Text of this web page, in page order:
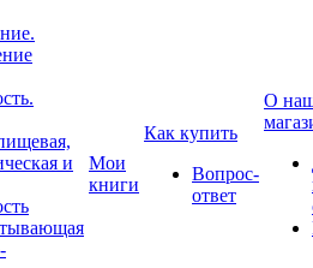
и
Мои
книги
Как купить
Вопрос-
ответ
О